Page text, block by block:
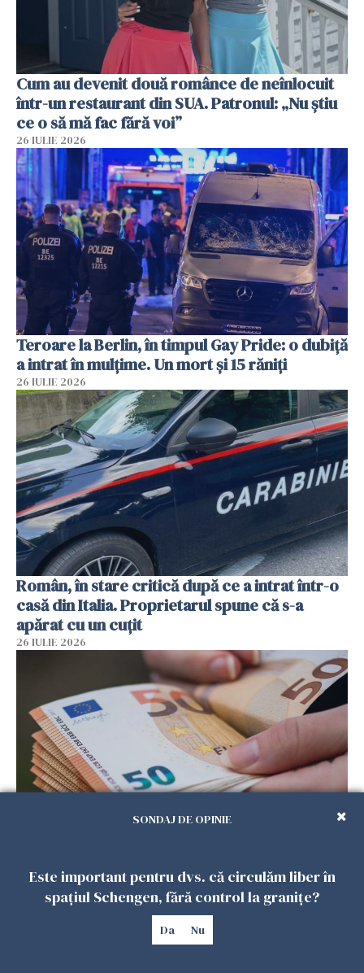
Cum au devenit două românce de neînlocuit
într-un restaurant din SUA. Patronul: „Nu știu
ce o să mă fac fără voi”
26 IULIE 2026
Teroare la Berlin, în timpul Gay Pride: o dubiță
a intrat în mulțime. Un mort și 15 răniți
26 IULIE 2026
Român, în stare critică după ce a intrat într-o
casă din Italia. Proprietarul spune că s-a
apărat cu un cuțit
26 IULIE 2026
Italia. Aproape 500.000 de euro din venituri,
ascunși de autorități
26 IULIE 2026
SONDAJ DE OPINIE
Este important pentru dvs. că circulăm liber în
spațiul Schengen, fără control la granițe?
Da Nu